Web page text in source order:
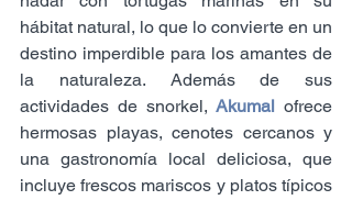
hábitat natural, lo que lo convierte en un
destino imperdible para los amantes de
la naturaleza. Además de sus
actividades de snorkel, Akumal ofrece
hermosas playas, cenotes cercanos y
una gastronomía local deliciosa, que
incluye frescos mariscos y platos típicos